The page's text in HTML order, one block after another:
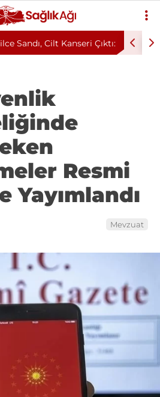
Çıktı: Ameliyattan 60 Baş
Resmi
Yayımlandı
Mevzuat